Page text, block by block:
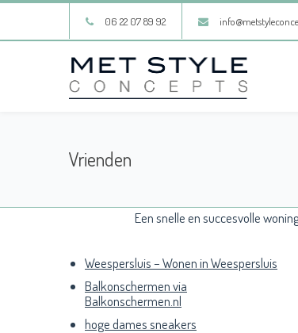
06 22 07 89 92
Vrienden
Een snelle en succesvolle
Weespersluis – Wonen in Weespersluis
Balkonschermen via
Balkonschermen.nl
hoge dames sneakers